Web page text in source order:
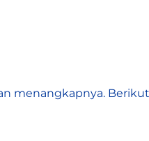
menangkapnya.